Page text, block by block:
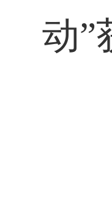
动”